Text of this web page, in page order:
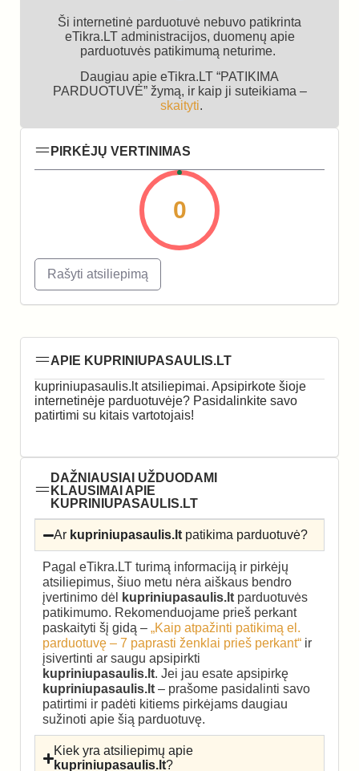
Ši internetinė parduotuvė nebuvo patikrinta
eTikra.LT administracijos, duomenų apie
parduotuvės patikimumą neturime.
Daugiau apie eTikra.LT “PATIKIMA
PARDUOTUVĖ” žymą, ir kaip ji suteikiama –
skaityti.
PIRKĖJŲ VERTINIMAS
0
Rašyti atsiliepimą
APIE KUPRINIUPASAULIS.LT
kupriniupasaulis.lt atsiliepimai. Apsipirkote šioje
internetinėje parduotuvėje? Pasidalinkite savo
patirtimi su kitais vartotojais!
DAŽNIAUSIAI UŽDUODAMI
KLAUSIMAI APIE
KUPRINIUPASAULIS.LT
Ar kupriniupasaulis.lt patikima parduotuvė?
Pagal eTikra.LT turimą informaciją ir pirkėjų
atsiliepimus, šiuo metu nėra aiškaus bendro
įvertinimo dėl
kupriniupasaulis.lt parduotuvės
patikimumo. Rekomenduojame prieš perkant
paskaityti šį gidą – „Kaip atpažinti patikimą el.
parduotuvę – 7 paprasti ženklai prieš perkant“ ir
įsivertinti ar saugu apsipirkti
kupriniupasaulis.lt. Jei jau esate apsipirkę
kupriniupasaulis.lt – prašome pasidalinti savo
patirtimi ir padėti kitiems pirkėjams daugiau
sužinoti apie šią parduotuvę.
Kiek yra atsiliepimų apie
kupriniupasaulis.lt?